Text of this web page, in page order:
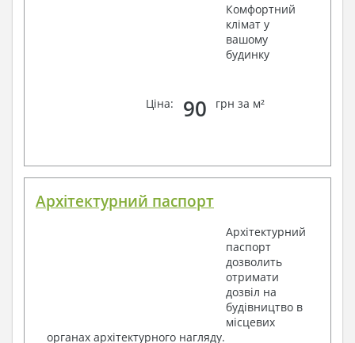
Комфортний
клімат у
вашому
будинку
Ціна: 90 грн за м²
Архітектурний паспорт
Архітектурний
паспорт
дозволить
отримати
дозвіл на
будівництво в
місцевих
органах архітектурного нагляду.